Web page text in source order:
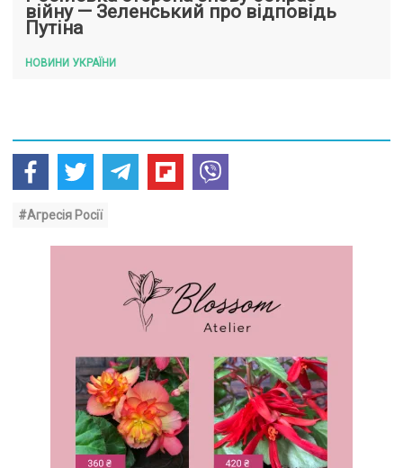
війну — Зеленський про відповідь
Путіна
НОВИНИ УКРАЇНИ
#Агресія Росії